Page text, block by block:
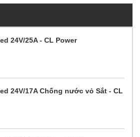
24V/25A - CL Power
24V/17A Chống nước vỏ Sắt - CL